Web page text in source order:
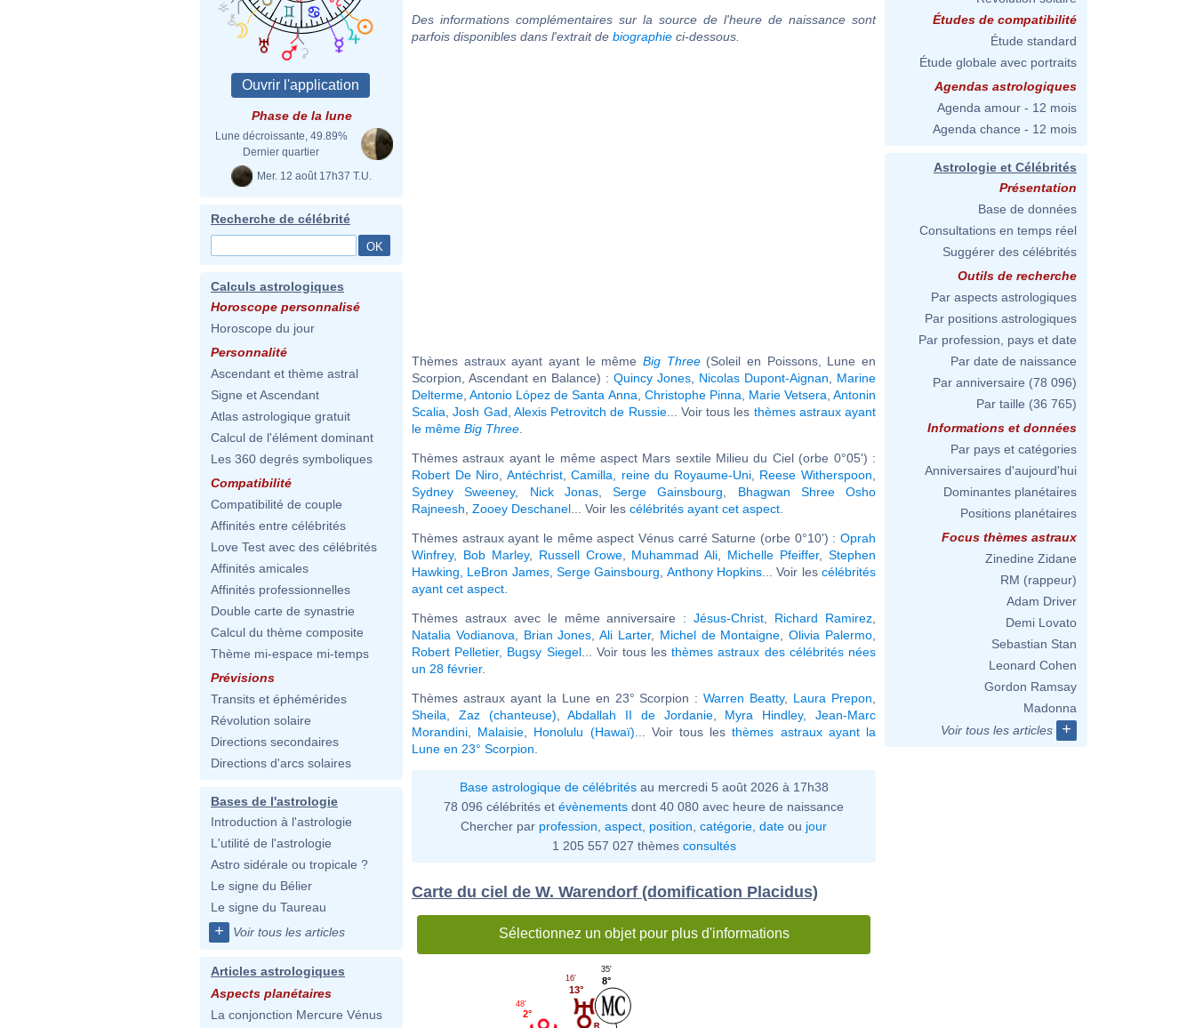
Phase de la lune
Lune décroissante, 49.89%
Dernier quartier
Mer. 12 août 17h37 T.U.
Recherche de célébrité
Calculs astrologiques
Horoscope personnalisé
Horoscope du jour
Personnalité
Ascendant et thème astral
Signe et Ascendant
Atlas astrologique gratuit
Calcul de l'élément dominant
Les 360 degrés symboliques
Compatibilité
Compatibilité de couple
Affinités entre célébrités
Love Test avec des célébrités
Affinités amicales
Affinités professionnelles
Double carte de synastrie
Calcul du thème composite
Thème mi-espace mi-temps
Prévisions
Transits et éphémérides
Révolution solaire
Directions secondaires
Directions d'arcs solaires
Bases de l'astrologie
Introduction à l'astrologie
L'utilité de l'astrologie
Astro sidérale ou tropicale ?
Le signe du Bélier
Le signe du Taureau
+ Voir tous les articles
Articles astrologiques
Aspects planétaires
La conjonction Mercure Vénus
Des informations complémentaires sur la source de l'heure de naissance sont
parfois disponibles dans l'extrait de biographie ci-dessous.
Thèmes astraux ayant ayant le même Big Three(Soleil en Poissons, Lune en
Scorpion, Ascendant en Balance) : Quincy Jones Nicolas Dupont-Aignan
Marine
Delterme ,Antonio López de Santa Anna Christophe Pinna Marie Vetsera ,Antonin
Scalia ,Josh Gad Alexis Petrovitch de Russie... Voir tous les thèmes astraux ayant
le même Big Three
Thèmes astraux ayant le même aspect Mars sextile Milieu du Ciel (orbe 0°05') :
Robert De Niro Antéchrist,Camilla, reine du Royaume-Uni, Reese Witherspoon
Sydney Sweeney, Nick Jonas, Serge Gainsbourg
Bhagwan Shree Osho
Rajneesh Zooey Deschanel ... Voir les célébrités ayant cet aspect
Thèmes astraux ayant le même aspect Vénus carré Saturne (orbe 0°10') : Oprah
Winfrey, Bob Marley, Russell Crowe, Muhammad Ali Michelle Pfeiffer,Stephen
Hawking
LeBron James,Serge Gainsbourg Anthony Hopkins ... Voir lescélébrités
ayant cet aspect
Thèmes astraux avec le même anniversaire :Jésus-Christ Richard Ramirez
Natalia Vodianova
Brian Jones ,Ali Larter, Michel de Montaigne ,Olivia Palermo
Robert Pelletier, Bugsy Siegel... Voir tous lesthèmes astraux des célébrités nées
un 28 février.
Thèmes astraux ayant la Lune en 23° Scorpion :Warren Beatty, Laura Prepon
Sheila
Zaz (chanteuse) ,Abdallah II de Jordanie, Myra Hindley,Jean-Marc
Morandini
Malaisie Honolulu (Hawaï) ... Voir tous lesthèmes astraux ayant la
Lune en 23° Scorpion
Base astrologique de célébritésau mercredi 5 août 2026 à 17h38
78 096 célébrités et évènements dont 40 080 avec heure de naissance
Chercher par profession aspect position catégorie date ou jour
1 205 557 027 thèmes consultés
Carte du ciel de W. Warendorf (domification Placidus)
Sélectionnez un objet pour plus d'informations
8°
35'
13°
16'
2°
48'
Études de compatibilité
Étude standard
Étude globale avec portraits
Agendas astrologiques
Agenda amour - 12 mois
Agenda chance - 12 mois
Astrologie et Célébrités
Présentation
Base de données
Consultations en temps réel
Suggérer des célébrités
Outils de recherche
Par aspects astrologiques
Par positions astrologiques
Par profession, pays et date
Par date de naissance
Par anniversaire (78 096)
Par taille (36 765)
Informations et données
Par pays et catégories
Anniversaires d'aujourd'hui
Dominantes planétaires
Positions planétaires
Focus thèmes astraux
Zinedine Zidane
RM (rappeur)
Adam Driver
Demi Lovato
Sebastian Stan
Leonard Cohen
Gordon Ramsay
Madonna
Voir tous les articles
+